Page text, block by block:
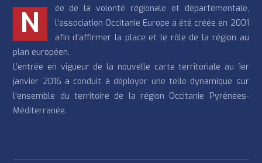
N
ée de la volonté régionale et départementale,
l’association Occitanie Europe a été créée en 2001
afin d’affirmer la place et le rôle de la région au
plan européen.
L’entrée en vigueur de la nouvelle carte territoriale au 1er
janvier 2016 a conduit à déployer une telle dynamique sur
l’ensemble du territoire de la région Occitanie Pyrénées-
Méditerranée.